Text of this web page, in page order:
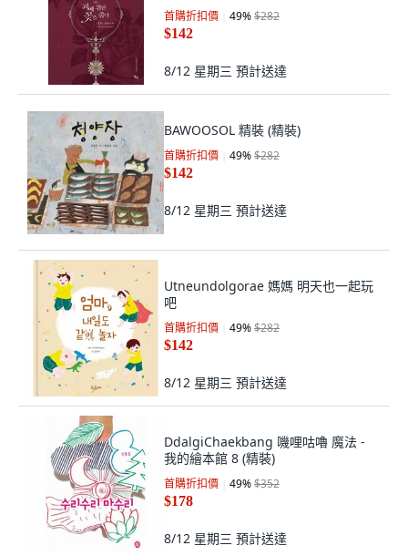
首購折扣價 49%$282
$142
8/12 星期三 預計送達
BAWOOSOL 精裝 (精裝)
首購折扣價 49%$282
$142
8/12 星期三 預計送達
Utneundolgorae 媽媽 明天也一起玩
吧
首購折扣價 49%$282
$142
8/12 星期三 預計送達
DdalgiChaekbang 嘰哩咕嚕 魔法 -
我的繪本館 8 (精裝)
首購折扣價 49%$352
$178
8/12 星期三 預計送達